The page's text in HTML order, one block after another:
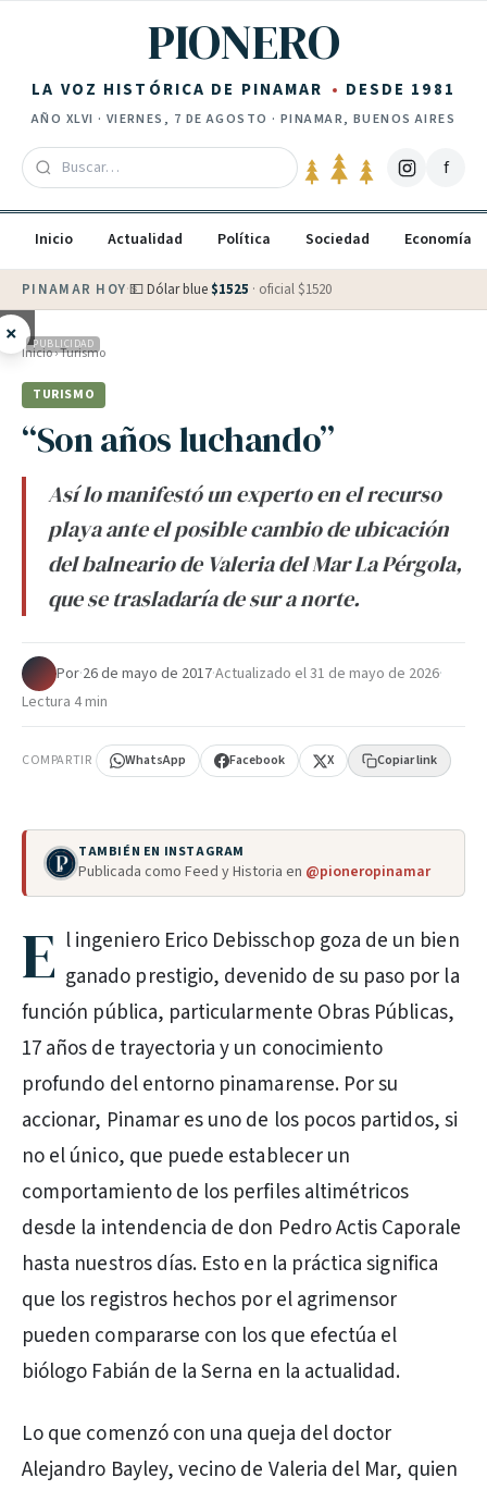
PIONERO
LA VOZ HISTÓRICA DE PINAMAR DESDE 1981
AÑO XLVI · VIERNES, 7 DE AGOSTO · PINAMAR, BUENOS AIRES
f
Inicio Actualidad Política Sociedad Economía
PINAMAR HOY·💵 Dólar blue $1525 · oficial $1520
× PUBLICIDAD
Inicio›Turismo
TURISMO
“Son años luchando”
Así lo manifestó un experto en el recurso
playa ante el posible cambio de ubicación
del balneario de Valeria del Mar La Pérgola,
que se trasladaría de sur a norte.
Por·26 de mayo de 2017·Actualizado el31 de mayo de 2026·
Lectura 4 min
COMPARTIR WhatsApp Facebook X Copiar link
TAMBIÉN EN INSTAGRAM
Publicada como Feed y Historia en @pioneropinamar
E l ingeniero Erico Debisschop goza de un bien
ganado prestigio, devenido de su paso por la
función pública, particularmente Obras Públicas,
17 años de trayectoria y un conocimiento
profundo del entorno pinamarense. Por su
accionar, Pinamar es uno de los pocos partidos, si
no el único, que puede establecer un
comportamiento de los perfiles altimétricos
desde la intendencia de don Pedro Actis Caporale
hasta nuestros días. Esto en la práctica significa
que los registros hechos por el agrimensor
pueden compararse con los que efectúa el
biólogo Fabián de la Serna en la actualidad.
Lo que comenzó con una queja del doctor
Alejandro Bayley, vecino de Valeria del Mar, quien